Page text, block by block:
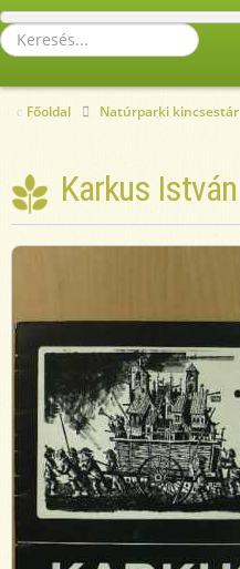
Keresés...
Főoldal Natúrparki kincsestár
Karkus István